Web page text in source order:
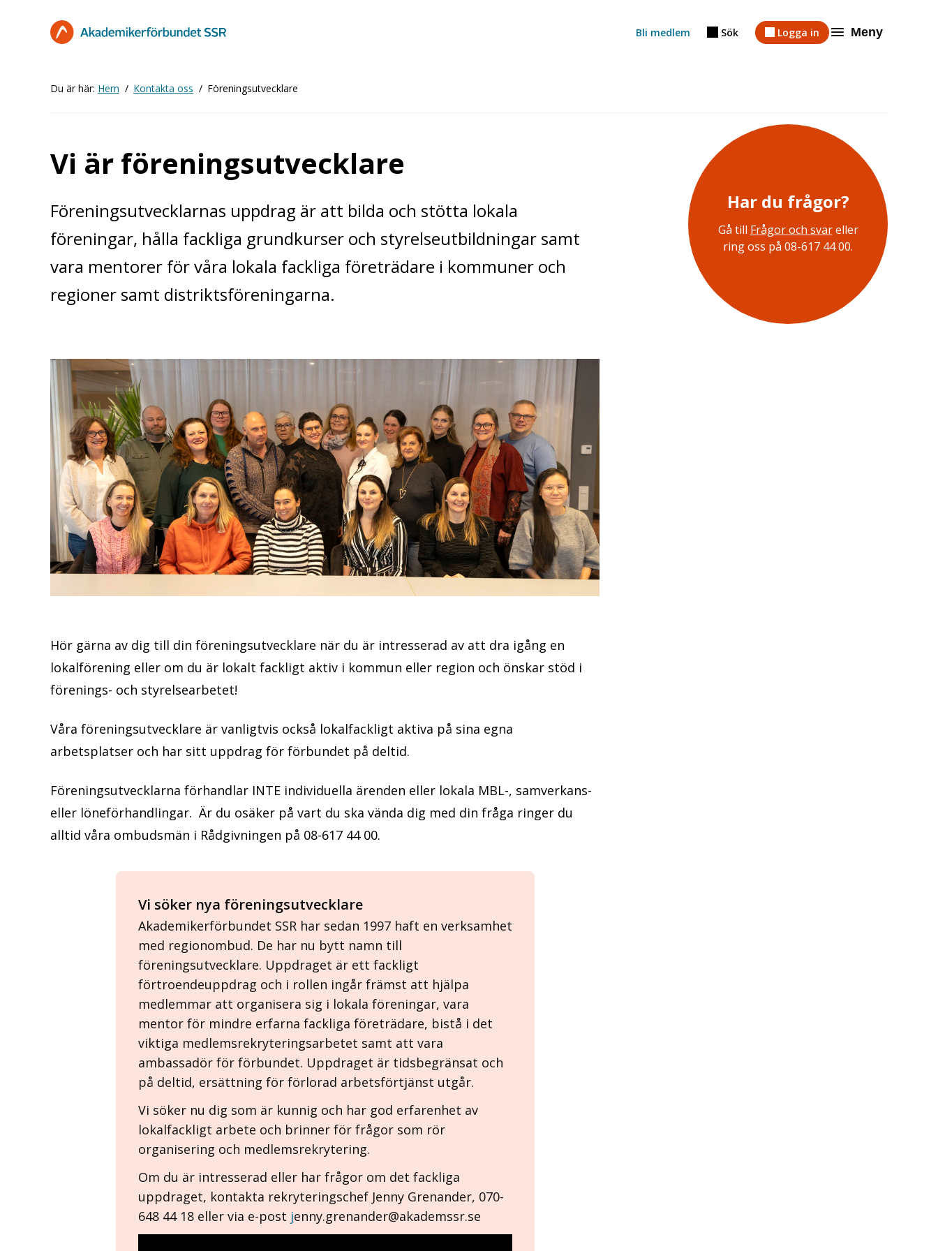
Bli medlem Sök Logga in Meny
Du är här: Hem Kontakta oss Föreningsutvecklare
Vi är föreningsutvecklare
Föreningsutvecklarnas uppdrag är att bilda och stötta lokala
föreningar, hålla fackliga grundkurser och styrelseutbildningar samt
vara mentorer för våra lokala fackliga företrädare i kommuner och
regioner samt distriktsföreningarna.
Hör gärna av dig till din föreningsutvecklare när du är intresserad av att dra igång en
lokalförening eller om du är lokalt fackligt aktiv i kommun eller region och önskar stöd i
förenings- och styrelsearbetet!
Våra föreningsutvecklare är vanligtvis också lokalfackligt aktiva på sina egna
arbetsplatser och har sitt uppdrag för förbundet på deltid.
Föreningsutvecklarna förhandlar INTE individuella ärenden eller lokala MBL-, samverkans-
eller löneförhandlingar. Är du osäker på vart du ska vända dig med din fråga ringer du
alltid våra ombudsmän i Rådgivningen på 08-617 44 00.
Vi söker nya föreningsutvecklare
Akademikerförbundet SSR har sedan 1997 haft en verksamhet
med regionombud. De har nu bytt namn till
föreningsutvecklare. Uppdraget är ett fackligt
förtroendeuppdrag och i rollen ingår främst att hjälpa
medlemmar att organisera sig i lokala föreningar, vara
mentor för mindre erfarna fackliga företrädare, bistå i det
viktiga medlemsrekryteringsarbetet samt att vara
ambassadör för förbundet. Uppdraget är tidsbegränsat och
på deltid, ersättning för förlorad arbetsförtjänst utgår.
Vi söker nu dig som är kunnig och har god erfarenhet av
lokalfackligt arbete och brinner för frågor som rör
organisering och medlemsrekrytering.
Om du är intresserad eller har frågor om det fackliga
uppdraget, kontakta rekryteringschef Jenny Grenander, 070-
648 44 18 eller via e-post jenny.grenander@akademssr.se
Har du frågor?
Gå till Frågor och svareller
ring oss på 08-617 44 00.